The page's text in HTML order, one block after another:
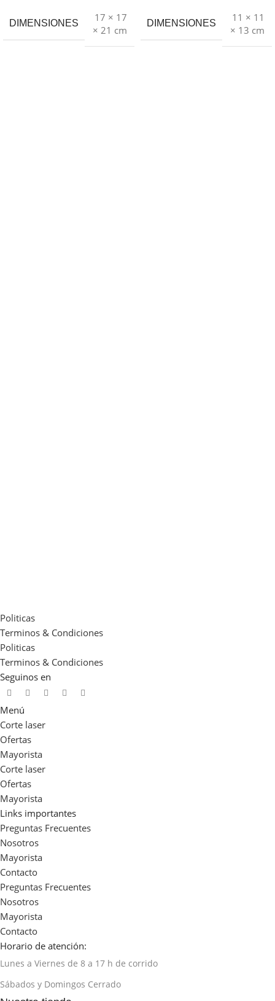
DIMENSIONES
17 × 17
× 21 cm
DIMENSIONES
11 × 11
× 13 cm
Politicas
Terminos & Condiciones
Politicas
Terminos & Condiciones
Seguinos en
Menú
Corte laser
Ofertas
Mayorista
Corte laser
Ofertas
Mayorista
Links importantes
Preguntas Frecuentes
Nosotros
Mayorista
Contacto
Preguntas Frecuentes
Nosotros
Mayorista
Contacto
Horario de atención:
Lunes a Viernes de 8 a 17 h de corrido
Sábados y Domingos Cerrado